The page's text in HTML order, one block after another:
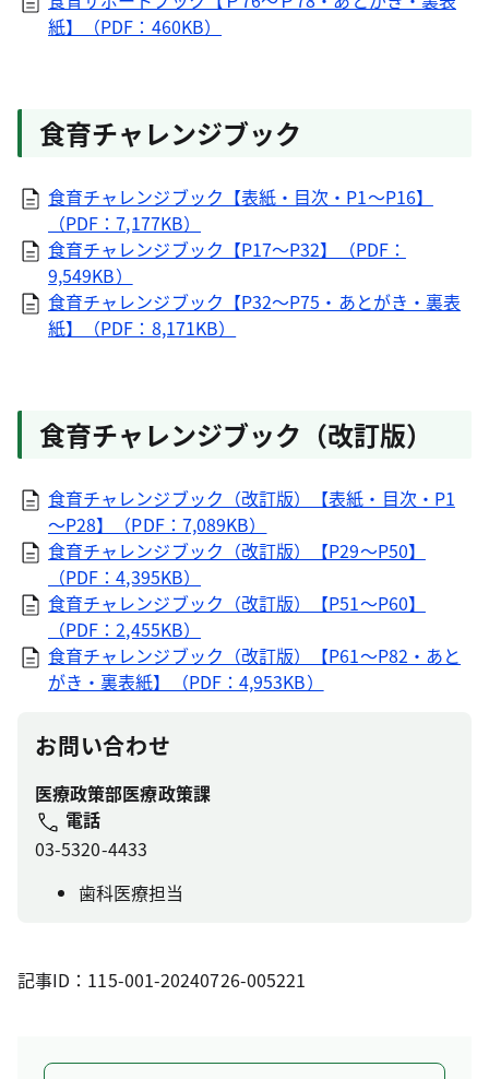
紙】（PDF：460KB）
食育チャレンジブック
食育チャレンジブック【表紙・目次・P1～P16】
（PDF：7,177KB）
食育チャレンジブック【P17～P32】（PDF：
9,549KB）
食育チャレンジブック【P32～P75・あとがき・裏表
紙】（PDF：8,171KB）
食育チャレンジブック（改訂版）
食育チャレンジブック（改訂版）【表紙・目次・P1
～P28】（PDF：7,089KB）
食育チャレンジブック（改訂版）【P29～P50】
（PDF：4,395KB）
食育チャレンジブック（改訂版）【P51～P60】
（PDF：2,455KB）
食育チャレンジブック（改訂版）【P61～P82・あと
がき・裏表紙】（PDF：4,953KB）
お問い合わせ
医療政策部医療政策課
電話
03-5320-4433
歯科医療担当
記事ID：115-001-20240726-005221